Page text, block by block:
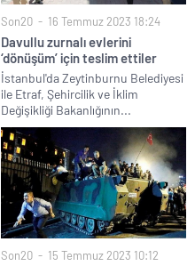
Son20 16 Temmuz 2023 18:24
Davullu zurnalı evlerini
‘dönüşüm’ için teslim ettiler
İstanbul'da Zeytinburnu Belediyesi
ile Etraf, Şehircilik ve İklim
Değişikliği Bakanlığının...
Son20 15 Temmuz 2023 10:12